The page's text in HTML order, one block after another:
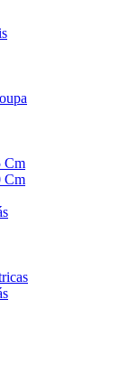
Cm
Cm